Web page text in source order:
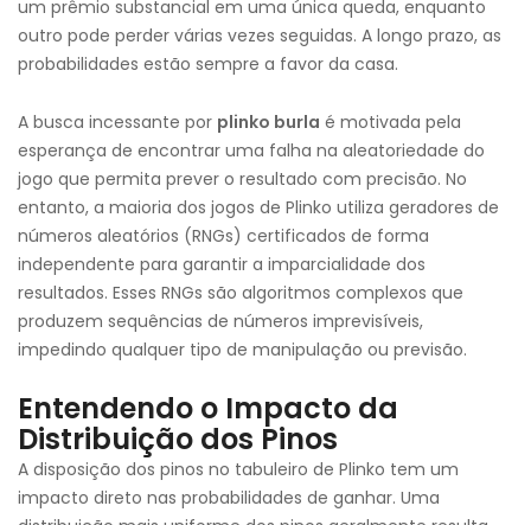
um prêmio substancial em uma única queda, enquanto
outro pode perder várias vezes seguidas. A longo prazo, as
probabilidades estão sempre a favor da casa.
A busca incessante por plinko burla é motivada pela
esperança de encontrar uma falha na aleatoriedade do
jogo que permita prever o resultado com precisão. No
entanto, a maioria dos jogos de Plinko utiliza geradores de
números aleatórios (RNGs) certificados de forma
independente para garantir a imparcialidade dos
resultados. Esses RNGs são algoritmos complexos que
produzem sequências de números imprevisíveis,
impedindo qualquer tipo de manipulação ou previsão.
Entendendo o Impacto da
Distribuição dos Pinos
A disposição dos pinos no tabuleiro de Plinko tem um
impacto direto nas probabilidades de ganhar. Uma